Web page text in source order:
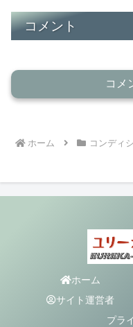
コメント
コメ
ホーム コンディ
ホーム
サイト運営者
プラ